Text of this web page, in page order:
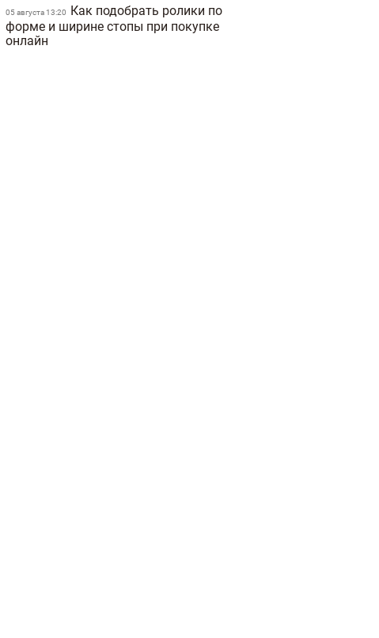
07 апреля 16:14 Расход топлива до 5
литров на «сотню»: 10 экономных
05 августа 13:20
Как подобрать ролики по
форме и ширине стопы при покупке
онлайн